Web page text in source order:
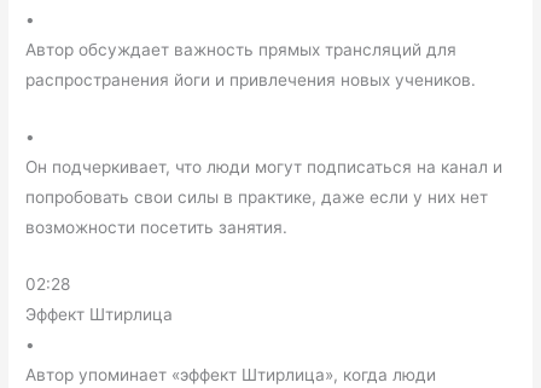
•
Автор обсуждает важность прямых трансляций для
распространения йоги и привлечения новых учеников.
•
Он подчеркивает, что люди могут подписаться на канал и
попробовать свои силы в практике, даже если у них нет
возможности посетить занятия.
02:28
Эффект Штирлица
•
Автор упоминает «эффект Штирлица», когда люди